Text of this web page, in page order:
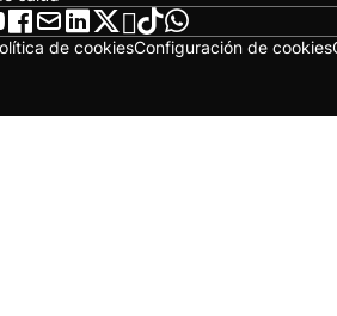
de cookiesConfiguración de cookies